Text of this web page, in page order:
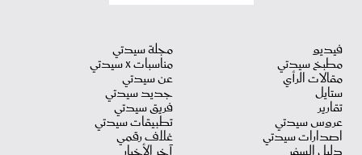
فيديو
مطبخ سيدتي
مقالات الرأي
ستايل
تقارير
عروس سيدتي
اصدارات سيدتي
مجلة سيدتي
مناسبات X سيدتي
عن سيدتي
جديد سيدتي
فريق سيدتي
تطبيقات سيدتي
غلاف رقمي